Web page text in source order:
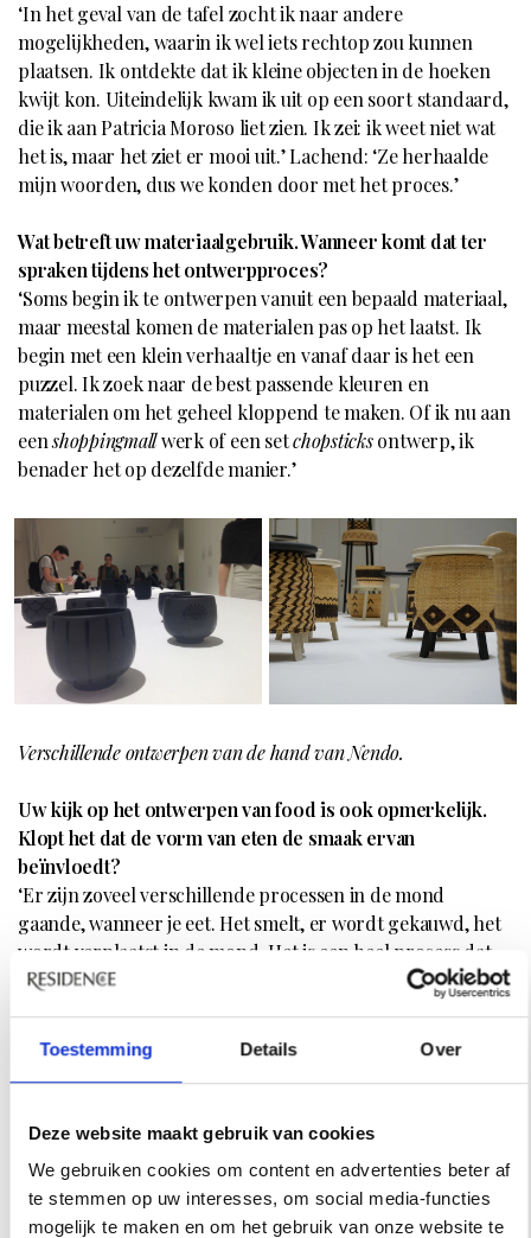
Toestemming Details Over
Deze website maakt gebruik van cookies
We gebruiken cookies om content en advertenties beter af
te stemmen op uw interesses, om social media-functies
mogelijk te maken en om het gebruik van onze website te
‘In het geval van de tafel zocht ik naar andere
mogelijkheden, waarin ik wel iets rechtop zou kunnen
plaatsen. Ik ontdekte dat ik kleine objecten in de hoeken
kwijt kon. Uiteindelijk kwam ik uit op een soort standaard,
die ik aan Patricia Moroso liet zien. Ik zei: ik weet niet wat
het is, maar het ziet er mooi uit.’ Lachend: ‘Ze herhaalde
mijn woorden, dus we konden door met het proces.’
Wat betreft uw materiaalgebruik. Wanneer komt dat ter
spraken tijdens het ontwerpproces?
‘Soms begin ik te ontwerpen vanuit een bepaald materiaal,
maar meestal komen de materialen pas op het laatst. Ik
begin met een klein verhaaltje en vanaf daar is het een
puzzel. Ik zoek naar de best passende kleuren en
materialen om het geheel kloppend te maken. Of ik nu aan
eenshoppingmallwerk of een setchopsticksontwerp, ik
benader het op dezelfde manier.’
Verschillende ontwerpen van de hand van Nendo.
Uw kijk op het ontwerpen van food is ook opmerkelijk.
Klopt het dat de vorm van eten de smaak ervan
beïnvloedt?
‘Er zijn zoveel verschillende processen in de mond
gaande, wanneer je eet. Het smelt, er wordt gekauwd, het
wordt verplaatst in de mond. Het is een heel process dat
veel verder gaat dan alleen het doorslikken. Ik dacht:
heeft dat ook invloed op de smaak. Het gaat niet alleen om
het visuele ontwerp van eten, maar ook om het ontwerpen
Voor het eerst in hun geschiedenis bracht het Franse
label Louis Vuitton een meubel collectie op de markt. Het
betreft de reiscollectieObjects Nomades, waarvoor